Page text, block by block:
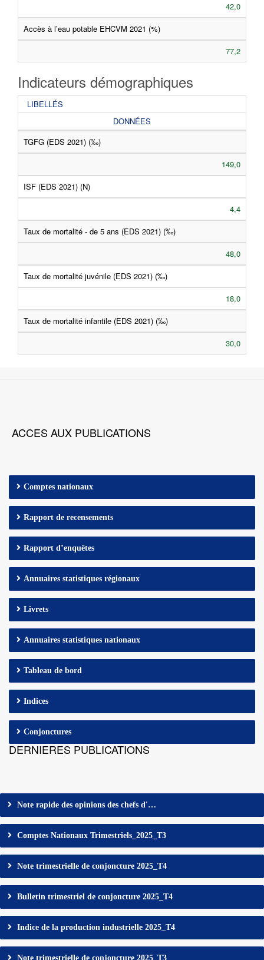
42,0
Accès à l’eau potable EHCVM 2021 (%)
77,2
Indicateurs démographiques
LIBELLÉS
DONNÉES
TGFG (EDS 2021) (‰)
149,0
ISF (EDS 2021) (N)
4,4
Taux de mortalité - de 5 ans (EDS 2021) (‰)
48,0
Taux de mortalité juvénile (EDS 2021) (‰)
18,0
Taux de mortalité infantile (EDS 2021) (‰)
30,0
ACCES AUX PUBLICATIONS
Comptes nationaux
Rapport de recensements
Rapport d’enquêtes
Annuaires statistiques régionaux
Livrets
Annuaires statistiques nationaux
Tableau de bord
Indices
Conjonctures
DERNIERES PUBLICATIONS
Note rapide des opinions des chefs d'…
Comptes Nationaux Trimestriels_2025_T3
Note trimestrielle de conjoncture 2025_T4
Bulletin trimestriel de conjoncture 2025_T4
Indice de la production industrielle 2025_T4
Note trimestrielle de conjoncture 2025_T3